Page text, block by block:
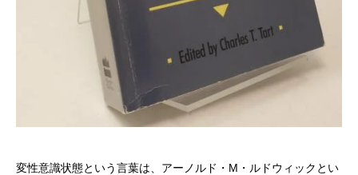
変性意識状態という言葉は、アーノルド・M・ルドウィックとい